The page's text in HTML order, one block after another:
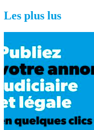
Les plus lus